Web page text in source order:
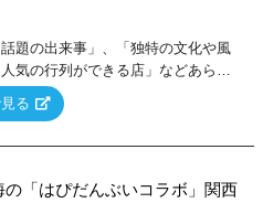
の「はぴだんぶいコラボ」関西
題の出来事」、「独特の文化や風
気の行列ができる店」などあらゆ
ついて好き放題にちゃちゃを入れ
色を前面に押し出したトークバラ
る